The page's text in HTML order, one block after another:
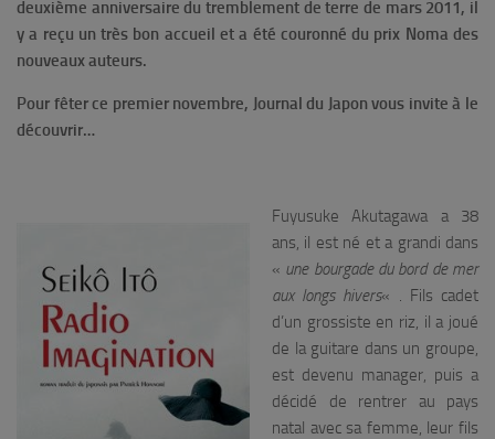
deuxième anniversaire du tremblement de terre de mars 2011, il
y a reçu un très bon accueil et a été couronné du prix Noma des
nouveaux auteurs.
Pour fêter ce premier novembre, Journal du Japon vous invite à le
découvrir…
Fuyusuke Akutagawa a 38
ans, il est né et a grandi dans
« une bourgade du bord de mer
aux longs hivers« . Fils cadet
d’un grossiste en riz, il a joué
de la guitare dans un groupe,
est devenu manager, puis a
décidé de rentrer au pays
natal avec sa femme, leur fils